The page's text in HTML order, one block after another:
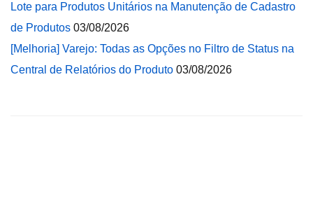
Lote para Produtos Unitários na Manutenção de Cadastro
de Produtos 03/08/2026
[Melhoria] Varejo: Todas as Opções no Filtro de Status na
Central de Relatórios do Produto 03/08/2026